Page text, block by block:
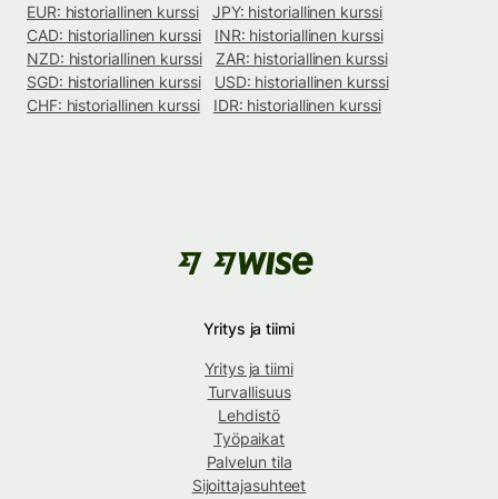
EUR: historiallinen kurssi
JPY: historiallinen kurssi
CAD: historiallinen kurssi
INR: historiallinen kurssi
NZD: historiallinen kurssi
ZAR: historiallinen kurssi
SGD: historiallinen kurssi
USD: historiallinen kurssi
CHF: historiallinen kurssi
IDR: historiallinen kurssi
Yritys ja tiimi
Yritys ja tiimi
Turvallisuus
Lehdistö
Työpaikat
Palvelun tila
Sijoittajasuhteet